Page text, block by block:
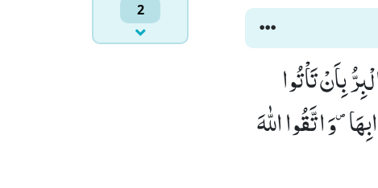
2
بِاَنْ تَاْتُوا
وَ اتَّقُوا اللّٰهَ